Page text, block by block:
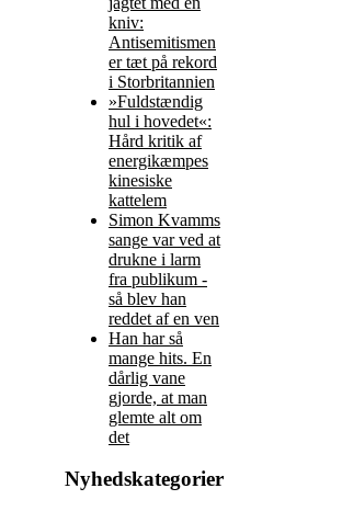
kniv:
Antisemitismen
er tæt på rekord
i Storbritannien
»Fuldstændig
hul i hovedet«:
Hård kritik af
energikæmpes
kinesiske
kattelem
Simon Kvamms
sange var ved at
drukne i larm
fra publikum -
så blev han
reddet af en ven
Han har så
mange hits. En
dårlig vane
gjorde, at man
glemte alt om
det
Nyhedskategorier